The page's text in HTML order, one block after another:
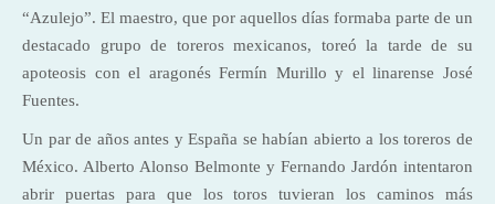
“Azulejo”. El maestro, que por aquellos días formaba parte de un
destacado grupo de toreros mexicanos, toreó la tarde de su
apoteosis con el aragonés Fermín Murillo y el linarense José
Fuentes.
Un par de años antes y España se habían abierto a los toreros de
México. Alberto Alonso Belmonte y Fernando Jardón intentaron
abrir puertas para que los toros tuvieran los caminos más